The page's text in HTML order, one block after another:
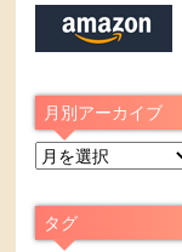
月別アーカイブ
月
ア
ー
タグ